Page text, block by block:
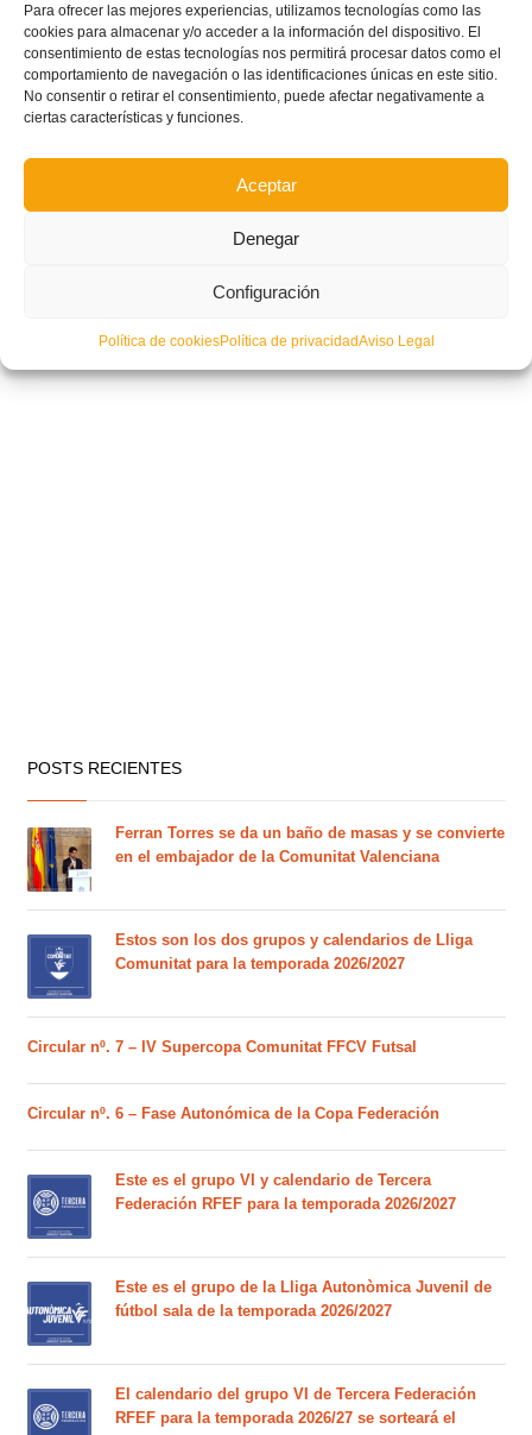
Para ofrecer las mejores experiencias, utilizamos tecnologías como las
cookies para almacenar y/o acceder a la información del dispositivo. El
consentimiento de estas tecnologías nos permitirá procesar datos como el
comportamiento de navegación o las identificaciones únicas en este sitio.
No consentir o retirar el consentimiento, puede afectar negativamente a
ciertas características y funciones.
Aceptar
Denegar
Configuración
Política de cookiesPolítica de privacidadAviso Legal
noviembre
POSTS RECIENTES
Ferran Torres se da un baño de masas y se convierte
en el embajador de la Comunitat Valenciana
Estos son los dos grupos y calendarios de Lliga
Comunitat para la temporada 2026/2027
Circular nº. 7 – IV Supercopa Comunitat FFCV Futsal
Circular nº. 6 – Fase Autonómica de la Copa Federación
Este es el grupo VI y calendario de Tercera
Federación RFEF para la temporada 2026/2027
Este es el grupo de la Lliga Autonòmica Juvenil de
fútbol sala de la temporada 2026/2027
El calendario del grupo VI de Tercera Federación
RFEF para la temporada 2026/27 se sorteará el